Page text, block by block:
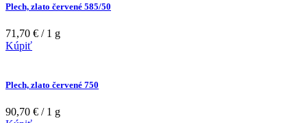
Plech, zlato červené 585/50
71,70 € / 1 g
Kúpiť
Plech, zlato červené 750
90,70 € / 1 g